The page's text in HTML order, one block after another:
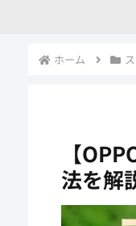
ホーム
【
法を解